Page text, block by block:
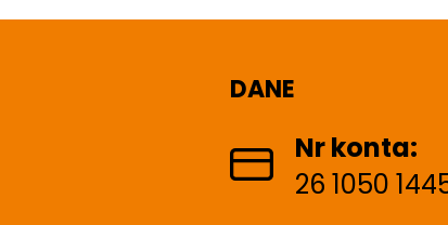
DANE
Nr konta:
26 1050